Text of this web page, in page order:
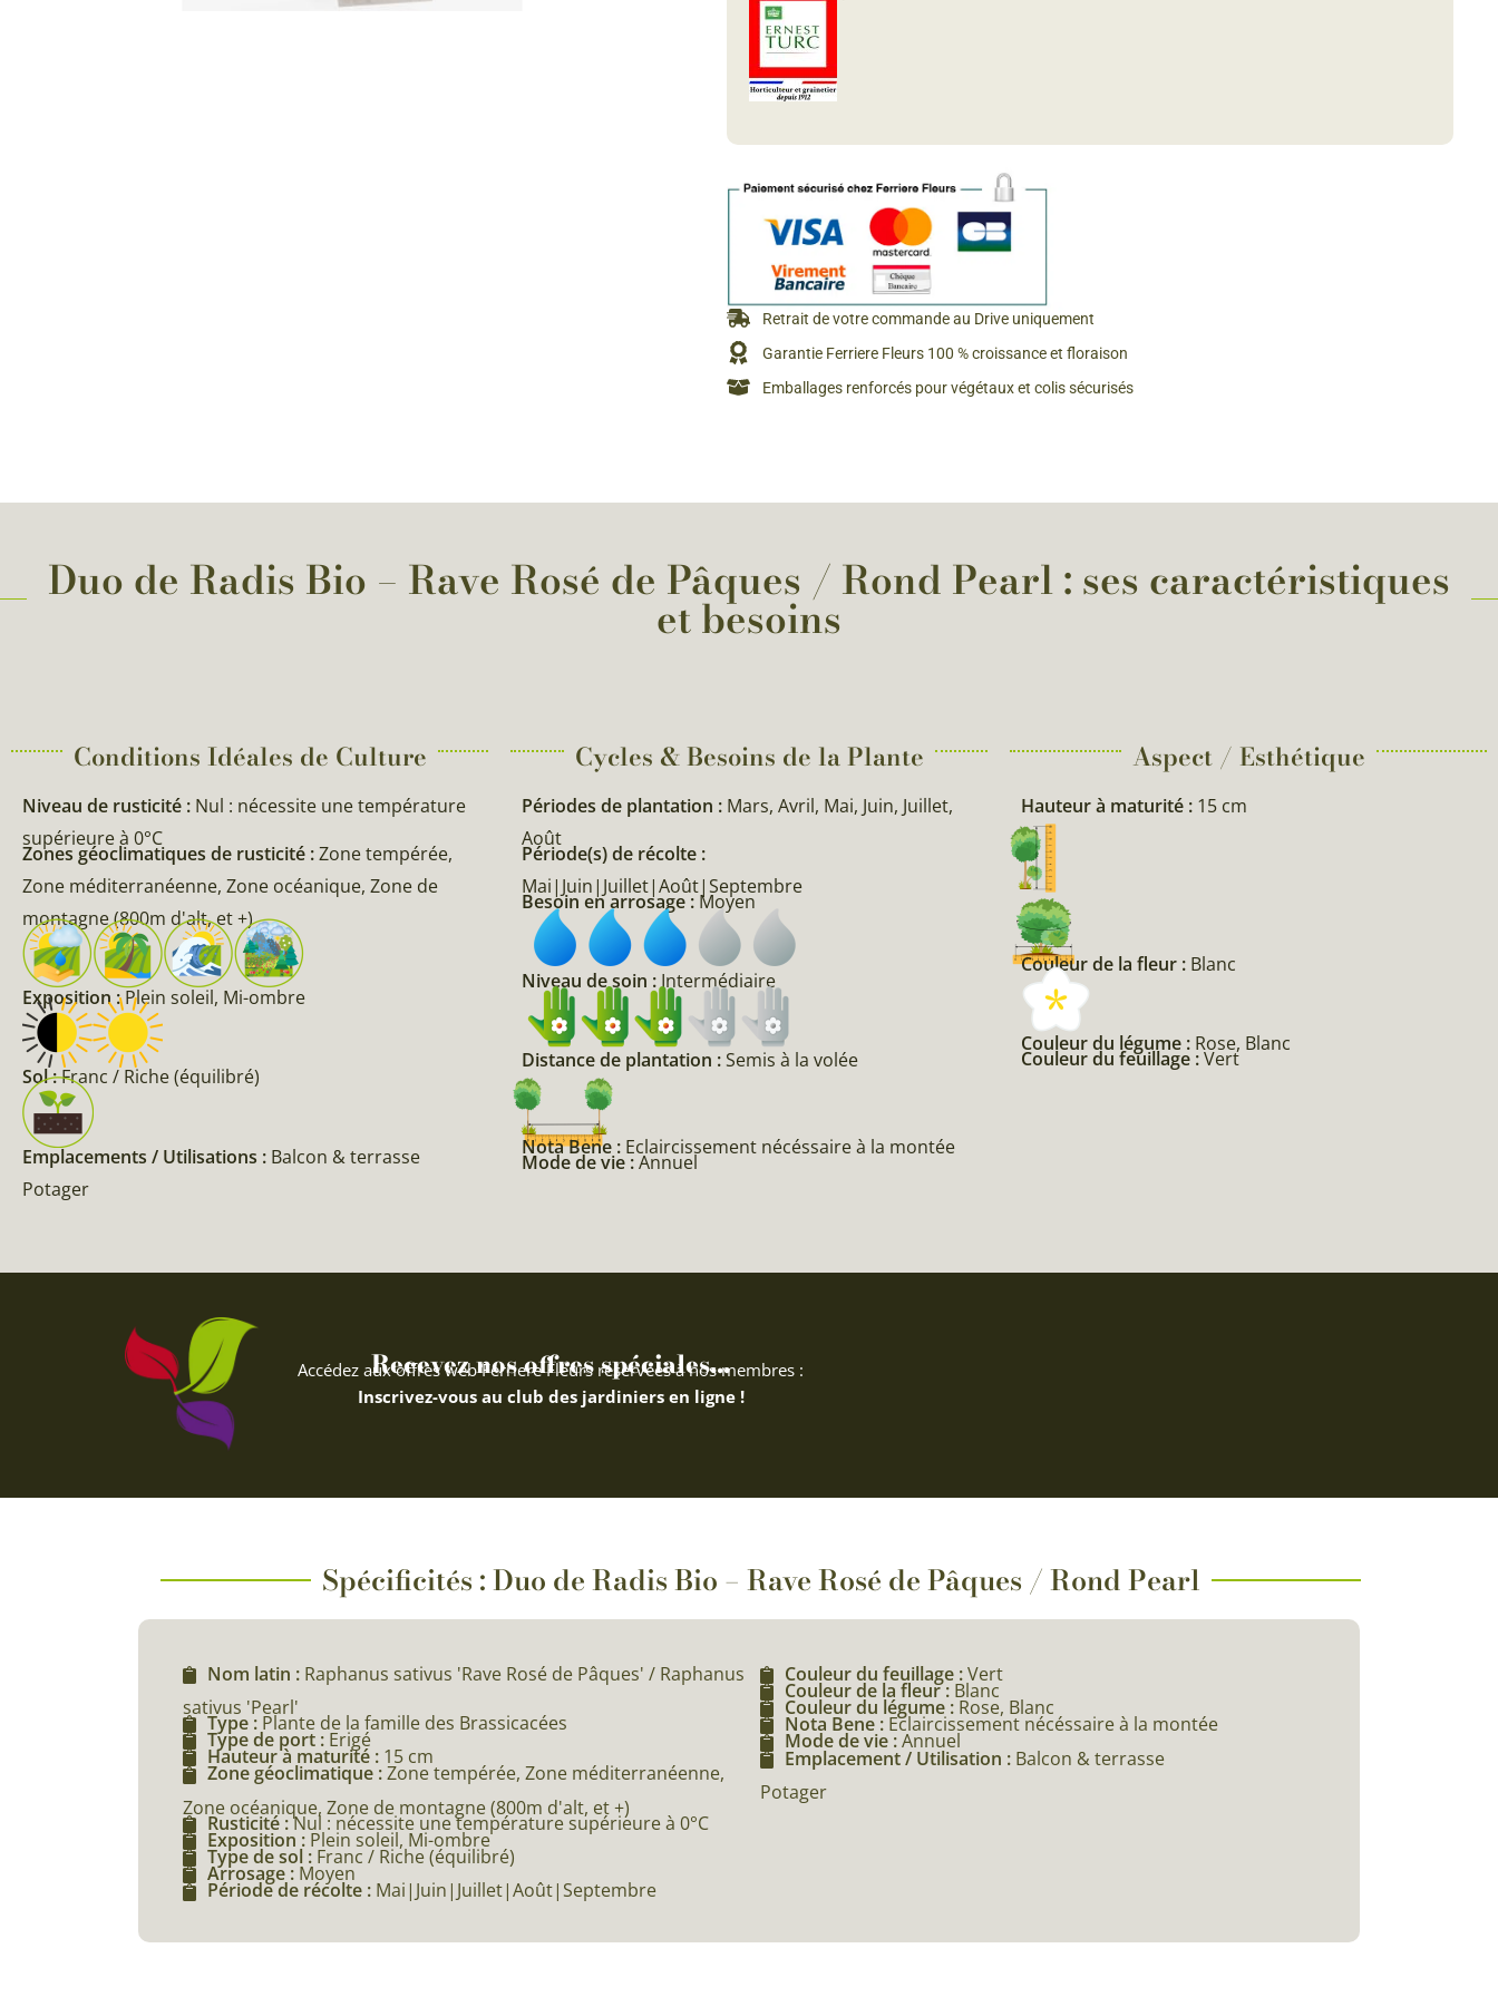
Bulbes du Potager
Retrait de votre commande au Drive uniquement
Garantie Ferriere Fleurs 100 % croissance et floraison
Emballages renforcés pour végétaux et colis sécurisés
Duo de Radis Bio – Rave Rosé de Pâques / Rond Pearl : ses caractéristiques
et besoins
Conditions Idéales de Culture
Niveau de rusticité : Nul : nécessite une température
supérieure à 0°C
Zones géoclimatiques de rusticité :Zone tempérée,
Zone méditerranéenne, Zone océanique, Zone de
montagne (800m d'alt, et +)
Exposition :Plein soleil, Mi-ombre
Sol :Franc / Riche (équilibré)
Emplacements / Utilisations : Balcon & terrasse
Potager
Cycles & Besoins de la Plante​
Périodes de plantation : Mars, Avril, Mai, Juin, Juillet,
Août
Période(s) de récolte :
Mai|Juin|Juillet|Août|Septembre
Besoin en arrosage :Moyen
Niveau de soin :Intermédiaire
Distance de plantation :Semis à la volée
Nota Bene : Eclaircissement nécéssaire à la montée
Mode de vie :Annuel
Aspect / Esthétique
Hauteur à maturité : 15 cm
Couleur de la fleur : Blanc
Couleur du légume : Rose, Blanc
Couleur du feuillage :Vert
Recevez nos offres spéciales...
Accédez aux offres web Ferriere Fleurs réservées à nos membres :
Inscrivez-vous au club des jardiniers en ligne !
Spécificités : Duo de Radis Bio – Rave Rosé de Pâques / Rond Pearl
Nom latin : Raphanus sativus 'Rave Rosé de Pâques' / Raphanus
sativus 'Pearl'
Type : Plante de la famille des Brassicacées
Type de port : Erigé
Hauteur à maturité : 15 cm
Zone géoclimatique :Zone tempérée, Zone méditerranéenne,
Zone océanique, Zone de montagne (800m d'alt, et +)
Rusticité :Nul : nécessite une température supérieure à 0°C
Exposition : Plein soleil, Mi-ombre
Type de sol : Franc / Riche (équilibré)
Arrosage : Moyen
Période de récolte : Mai|Juin|Juillet|Août|Septembre
Couleur du feuillage :Vert
Couleur de la fleur : Blanc
Couleur du légume : Rose, Blanc
Nota Bene : Eclaircissement nécéssaire à la montée
Mode de vie :Annuel
Emplacement / Utilisation : Balcon & terrasse
Potager